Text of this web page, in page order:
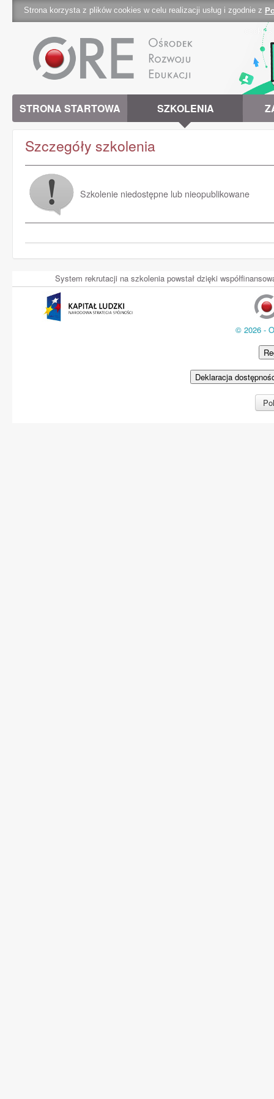
Strona korzysta z plików cookies w celu realizacji usług i zgodnie z
STRONA STARTOWA SZKOLENIA
Szczegóły szkolenia
Szkolenie niedostępne lub nieopublikowane
System rekrutacji na szkolenia powstał dzięki
© 2026 -
Deklaracja